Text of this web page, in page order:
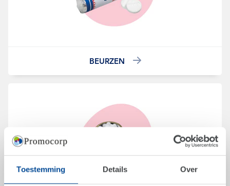
Toestemming Details Over
BEURZEN